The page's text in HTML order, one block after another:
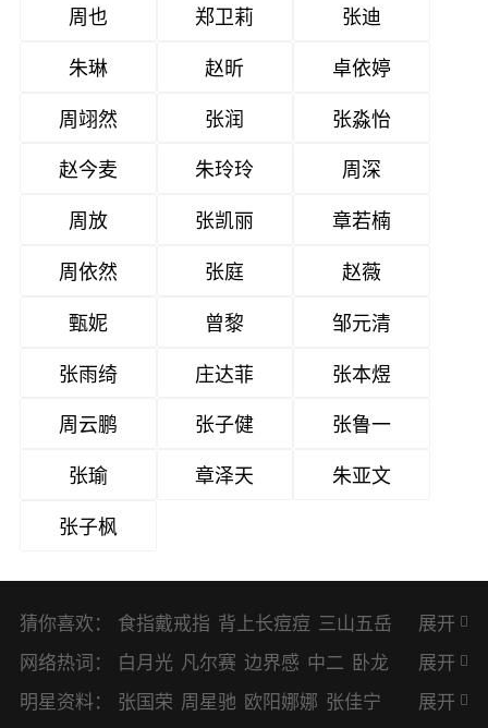
周也
郑卫莉
张迪
朱琳
赵昕
卓依婷
周翊然
张润
张淼怡
赵今麦
朱玲玲
周深
周放
张凯丽
章若楠
周依然
张庭
赵薇
甄妮
曾黎
邹元清
张雨绮
庄达菲
张本煜
周云鹏
张子健
张鲁一
张瑜
章泽天
朱亚文
张子枫
猜你喜欢： 食指戴戒指 背上长痘痘 三山五岳
避暑胜地
展开
网络热词：
白月光 凡尔赛 边界感 中二 卧龙
凤雏 二次元 KPI EMO CP BUG
展开
明星资料：
张国荣 周星驰 欧阳娜娜 张佳宁
展开